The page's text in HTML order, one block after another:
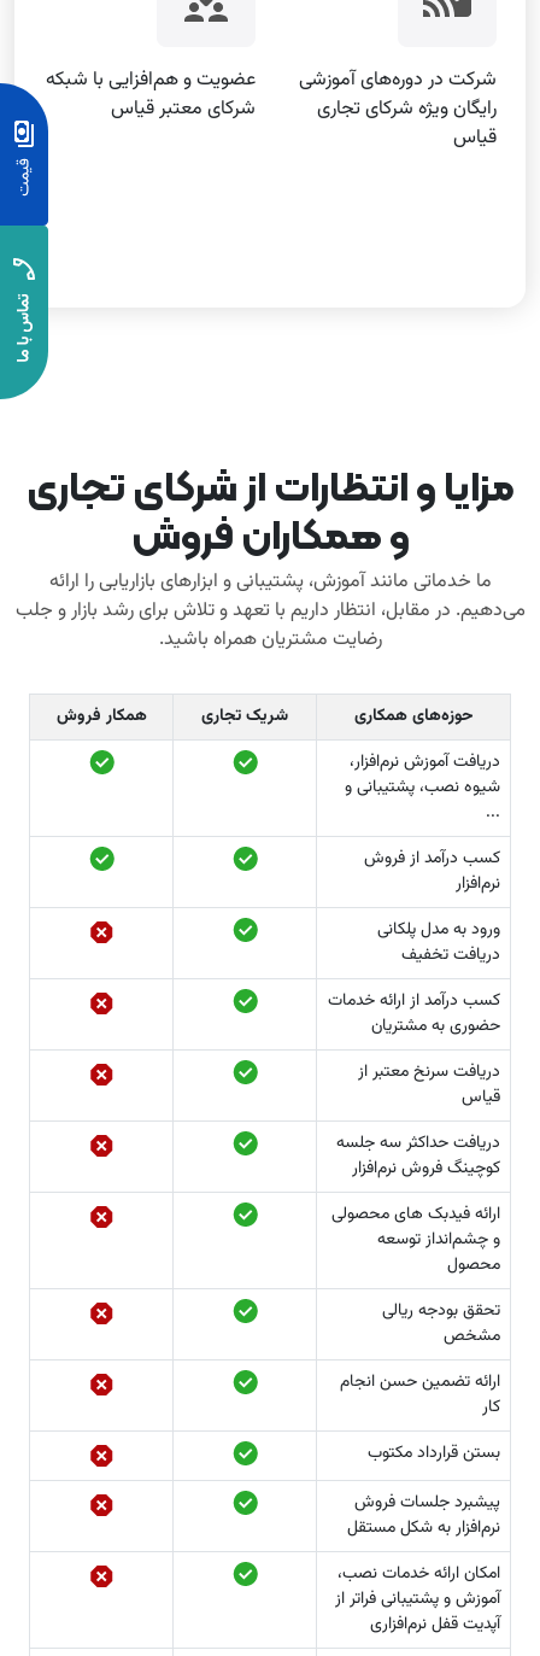
شرکت در دوره‌های آموزشی
رایگان ویژه شرکای تجاری
قیاس
عضویت و هم‌افزایی با شبکه
شرکای معتبر قیاس
مزایا و انتظارات از شرکای تجاری
و همکاران فروش
ما خدماتی مانند آموزش، پشتیبانی و ابزارهای بازاریابی را ارائه
می‌دهیم. در مقابل، انتظار داریم با تعهد و تلاش برای رشد بازار و جلب
رضایت مشتریان همراه باشید.
حوزه­‌های همکاری شریک تجاری
همکار فروش
دریافت آموزش نرم‌­افزار،
شیوه نصب، پشتیبانی و
...
کسب درآمد از فروش
نرم‌افزار
ورود به مدل پلکانی
دریافت تخفیف
کسب درآمد از ارائه خدمات
حضوری به مشتریان
دریافت سرنخ معتبر از
قیاس
دریافت حداکثر سه جلسه
کوچینگ فروش نرم‌­افزار
ارائه فیدبک های محصولی
و چشم­‌انداز توسعه
محصول
تحقق بودجه ریالی
مشخص
ارائه تضمین حسن انجام
کار
بستن قرارداد مکتوب
پیشبرد جلسات فروش
نرم‌­افزار به شکل مستقل
امکان ارائه خدمات نصب،
آموزش و پشتیبانی فراتر از
آپدیت قفل نرم‌­افزاری